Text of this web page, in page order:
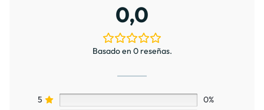
0,0
Basado en 0 reseñas.
5
0%